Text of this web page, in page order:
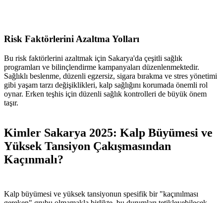
Risk Faktörlerini Azaltma Yolları
Bu risk faktörlerini azaltmak için Sakarya'da çeşitli sağlık
programları ve bilinçlendirme kampanyaları düzenlenmektedir.
Sağlıklı beslenme, düzenli egzersiz, sigara bırakma ve stres yönetimi
gibi yaşam tarzı değişiklikleri, kalp sağlığını korumada önemli rol
oynar. Erken teşhis için düzenli sağlık kontrolleri de büyük önem
taşır.
Kimler Sakarya 2025: Kalp Büyümesi ve
Yüksek Tansiyon Çakışmasından
Kaçınmalı?
Kalp büyümesi ve yüksek tansiyonun spesifik bir "kaçınılması